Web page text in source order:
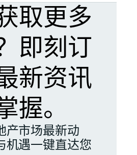
取更多
即刻订
新资讯
握。
产市场最新动
机遇一键直达您